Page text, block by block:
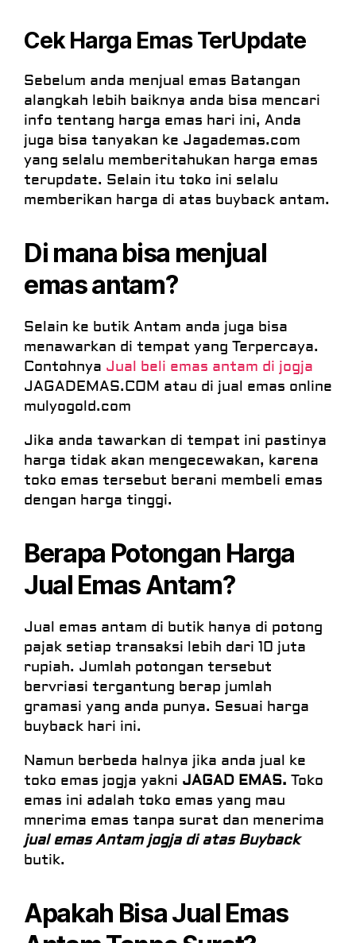
Cek Harga Emas TerUpdate
Sebelum anda menjual emas Batangan
alangkah lebih baiknya anda bisa mencari
info tentang harga emas hari ini, Anda
juga bisa tanyakan ke Jagademas.com
yang selalu memberitahukan harga emas
terupdate. Selain itu toko ini selalu
memberikan harga di atas buyback antam.
Di mana bisa menjual
emas antam?
Selain ke butik Antam anda juga bisa
menawarkan di tempat yang Terpercaya.
Contohnya Jual beli emas antam di jogja
JAGADEMAS.COM atau di jual emas online
mulyogold.com
Jika anda tawarkan di tempat ini pastinya
harga tidak akan mengecewakan, karena
toko emas tersebut berani membeli emas
dengan harga tinggi.
Berapa Potongan Harga
Jual Emas Antam?
Jual emas antam di butik hanya di potong
pajak setiap transaksi lebih dari 10 juta
rupiah. Jumlah potongan tersebut
bervriasi tergantung berap jumlah
gramasi yang anda punya. Sesuai harga
buyback hari ini.
Namun berbeda halnya jika anda jual ke
toko emas jogja yakni JAGAD EMAS. Toko
emas ini adalah toko emas yang mau
mnerima emas tanpa surat dan menerima
jual emas Antam jogja di atas Buyback
butik.
Apakah Bisa Jual Emas